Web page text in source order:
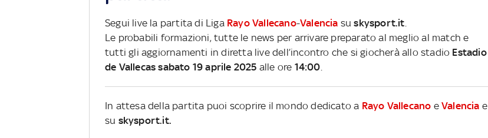
Segui live la partita di Liga Rayo Vallecano-Valencia suskysport.it
Le probabili formazioni, tutte le news per arrivare preparato al meglio al match e
tutti gli aggiornamenti in diretta live dell’incontro che si giocherà allo stadio Estadio
de Vallecas sabato 19 aprile 2025 alle ore 14:00
In attesa della partita puoi scoprire il mondo dedicato a Rayo Vallecano eValencia e
su skysport.it.